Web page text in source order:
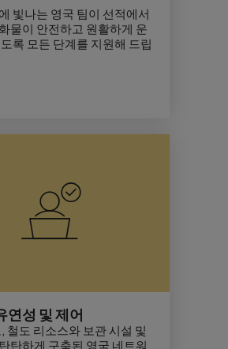
빛나는 영국 팀이 선적에서
물이 안전하고 원활하게 운
록 모든 단계를 지원해 드립
연성 및 제어
철도 리소스와 보관 시설 및
탄하게 구축된 영국 네트워